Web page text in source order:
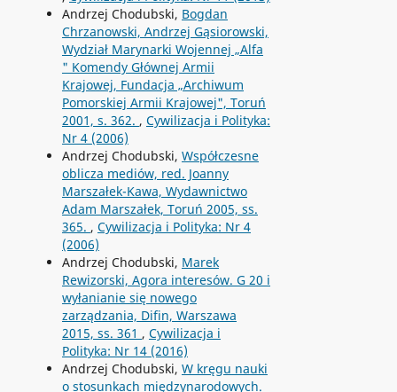
Andrzej Chodubski, Bogdan
Chrzanowski, Andrzej Gąsiorowski,
Wydział Marynarki Wojennej „Alfa
" Komendy Głównej Armii
Krajowej, Fundacja „Archiwum
Pomorskiej Armii Krajowej", Toruń
2001, s. 362. , Cywilizacja i Polityka:
Nr 4 (2006)
Andrzej Chodubski, Współczesne
oblicza mediów, red. Joanny
Marszałek-Kawa, Wydawnictwo
Adam Marszałek, Toruń 2005, ss.
365. , Cywilizacja i Polityka: Nr 4
(2006)
Andrzej Chodubski, Marek
Rewizorski, Agora interesów. G 20 i
wyłanianie się nowego
zarządzania, Difin, Warszawa
2015, ss. 361 , Cywilizacja i
Polityka: Nr 14 (2016)
Andrzej Chodubski, W kręgu nauki
o stosunkach międzynarodowych.